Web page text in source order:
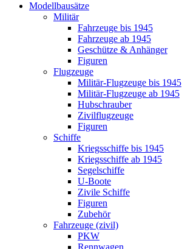
Modellbausätze
Militär
Fahrzeuge bis 1945
Fahrzeuge ab 1945
Geschütze & Anhänger
Figuren
Flugzeuge
Militär-Flugzeuge bis 1945
Militär-Flugzeuge ab 1945
Hubschrauber
Zivilflugzeuge
Figuren
Schiffe
Kriegsschiffe bis 1945
Kriegsschiffe ab 1945
Segelschiffe
U-Boote
Zivile Schiffe
Figuren
Zubehör
Fahrzeuge (zivil)
PKW
Rennwagen